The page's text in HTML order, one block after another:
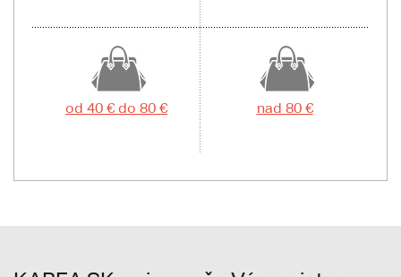
od 40 € do 80 € nad 80 €